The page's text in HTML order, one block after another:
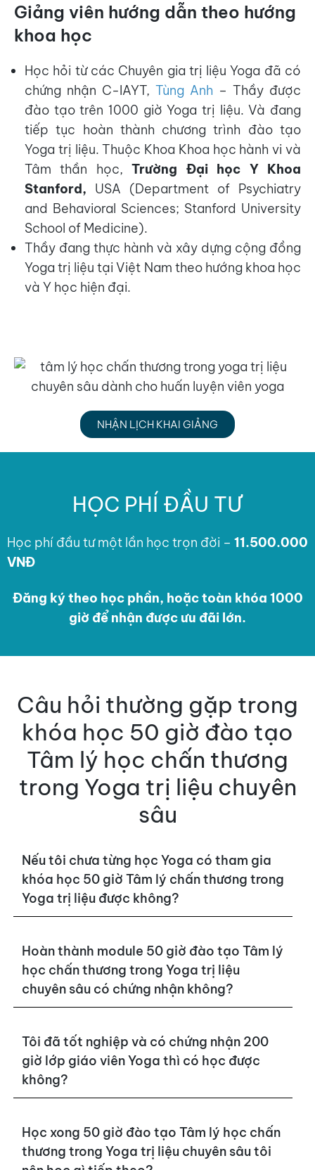
Giảng viên hướng dẫn theo hướng
khoa học
Học hỏi từ các Chuyên gia trị liệu Yoga đã có
chứng nhận C-IAYT, Tùng Anh – Thầy được
đào tạo trên 1000 giờ Yoga trị liệu. Và đang
tiếp tục hoàn thành chương trình đào tạo
Yoga trị liệu. Thuộc Khoa Khoa học hành vi và
Tâm thần học,Trường Đại học Y Khoa
Stanford,
USA (Department of Psychiatry
and Behavioral Sciences; Stanford University
School of Medicine).
Thầy đang thực hành và xây dựng cộng đồng
Yoga trị liệu tại Việt Nam theo hướng khoa học
và Y học hiện đại.
NHẬN LỊCH KHAI GIẢNG
HỌC PHÍ ĐẦU TƯ
Học phí đầu tư một lần học trọn đời – 11.500.000
VNĐ
Đăng kýtheo học phần, hoặc toàn khóa 1000
giờ để nhận được ưu đãi lớn.
Câu hỏi thường gặp trong
khóa học 50 giờ đào tạo
Tâm lý học chấn thương
trong Yoga trị liệu chuyên
sâu
Nếu tôi chưa từng học Yoga có tham gia
khóa học 50 giờ Tâm lý chấn thương trong
Yoga trị liệu được không?
Hoàn thành module 50 giờ đào tạo Tâm lý
học chấn thương trong Yoga trị liệu
chuyên sâu có chứng nhận không?
Tôi đã tốt nghiệp và có chứng nhận 200
giờ lớp giáo viên Yoga thì có học được
không?
Học xong 50 giờ đào tạo Tâm lý học chấn
thương trong Yoga trị liệu chuyên sâu tôi